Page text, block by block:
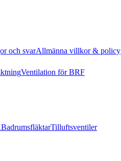
och svarAllmänna villkor & policy
Ventilation för BRF
BadrumsfläktarTilluftsventiler